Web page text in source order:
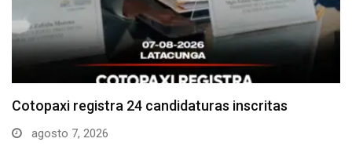
Parque Nacional Cotopaxi espera alta afluencia de
visitantes…